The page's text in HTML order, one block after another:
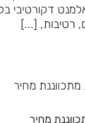
דקורטיבי
רטיבות, [...]
מחיר